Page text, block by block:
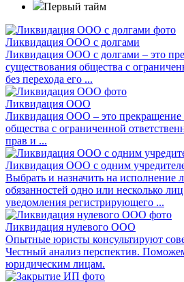
Первый тайм
Ликвидация ООО с долгами
Ликвидация ООО с долгами – это
существования общества с
без перехода его ...
Ликвидация ООО
Ликвидация ООО – это прекращение
общества с ограниченной
прав и ...
Ликвидация ООО с одним
Выбрать и назначить на исполнение
обязанностей одно или несколько
уведомления регистрирующего ...
Ликвидация нулевого ООО
Опытные юристы консультируют
Честный анализ перспектив.
юридическим лицам.